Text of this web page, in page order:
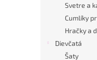
Svetre a
Cumlíky
Hračky a
Dievčatá
Šaty